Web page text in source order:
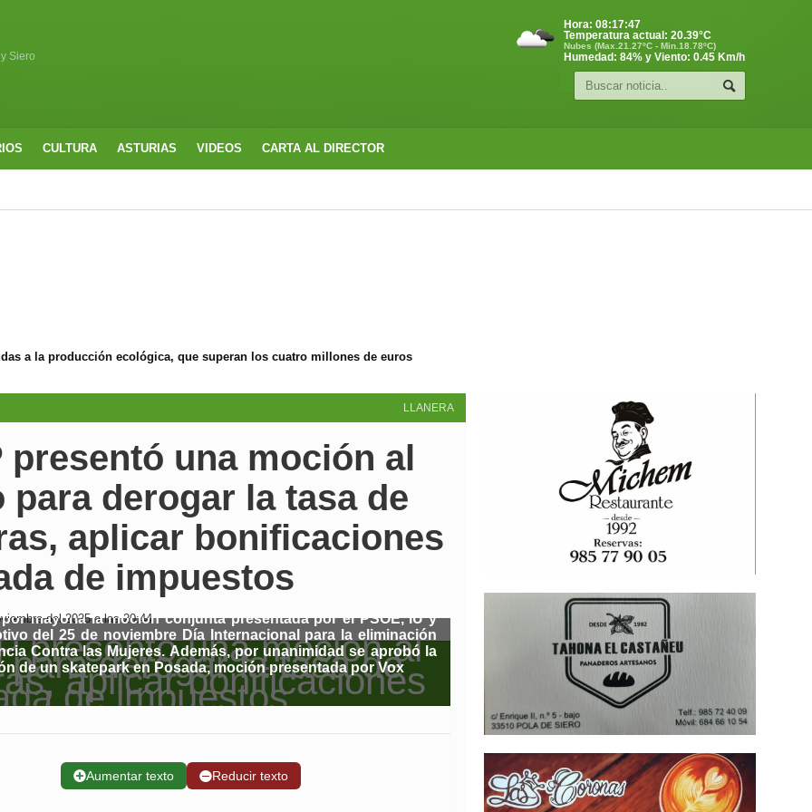
Siero
Hora: 08:17:48
Temperatura actual: 20.39°C
Nubes (Max.21.27ºC - Min.18.78ºC)
Humedad: 84% y Viento: 0.45 Km/h
CULTURA ASTURIAS VIDEOS CARTA AL DIRECTOR
a la producción ecológica, que superan los cuatro millones de euros
LLANERA
presentó una moción al
para derogar la tasa de
aplicar bonificaciones
de impuestos
del 2025 a las 20:44
mayoría la moción conjunta presentada por el PSOE, IU y
del 25 de noviembre Día Internacional para la eliminación
Contra las Mujeres. Además, por unanimidad se aprobó la
de un skatepark en Posada, moción presentada por Vox
➕Aumentar texto ➖Reducir texto